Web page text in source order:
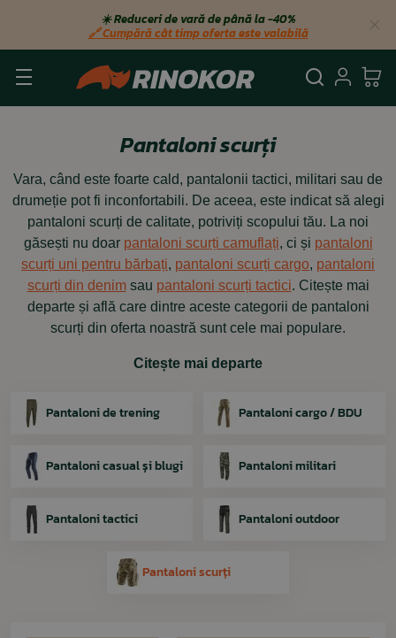
☀️ Reduceri de vară de până la −40%
🔗 Cumpără cât timp oferta este valabilă
Căutare
Pantaloni scurți
Vara, când este foarte cald, pantalonii tactici, militari sau de
drumeție pot fi inconfortabili. De aceea, este indicat să alegi
pantaloni scurți de calitate, potriviți scopului tău. La noi
găsești nu doar pantaloni scurți camuflați, ci și pantaloni
scurți uni pentru bărbați, pantaloni scurți cargo, pantaloni
scurți din denimsau pantaloni scurți tactici. Citește mai
departe și află care dintre aceste categorii de pantaloni
scurți din oferta noastră sunt cele mai populare.
Citește mai departe
Pantaloni de trening Pantaloni cargo / BDU
Pantaloni casual și blugi Pantaloni militari
Pantaloni tactici Pantaloni outdoor
Pantaloni scurți